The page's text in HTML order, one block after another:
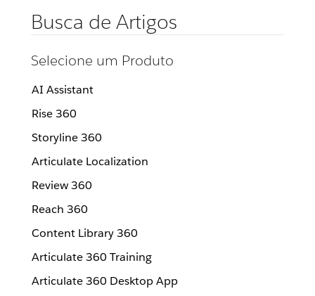
Busca de Artigos
Selecione um Produto
AI Assistant
Rise 360
Storyline 360
Articulate Localization
Review 360
Reach 360
Content Library 360
Articulate 360 Training
Articulate 360 Desktop App